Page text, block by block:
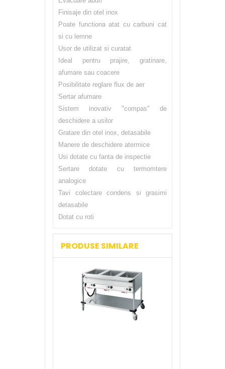
Finisaje din otel inox
Poate functiona atat cu carbuni cat
si cu lemne
Usor de utilizat si curatat
Ideal pentru prajire, gratinare,
afumare sau coacere
Posibilitate reglare flux de aer
Sertar afumare
Sistem inovativ "compas" de
deschidere a usilor
Gratare din otel inox, detasabile
Manere de deschidere atermice
Usi dotate cu fanta de inspectie
Sertare dotate cu termomtere
analogice
Tavi colectare condens si grasimi
detasabile
Dotat cu roti
PRODUSE SIMILARE